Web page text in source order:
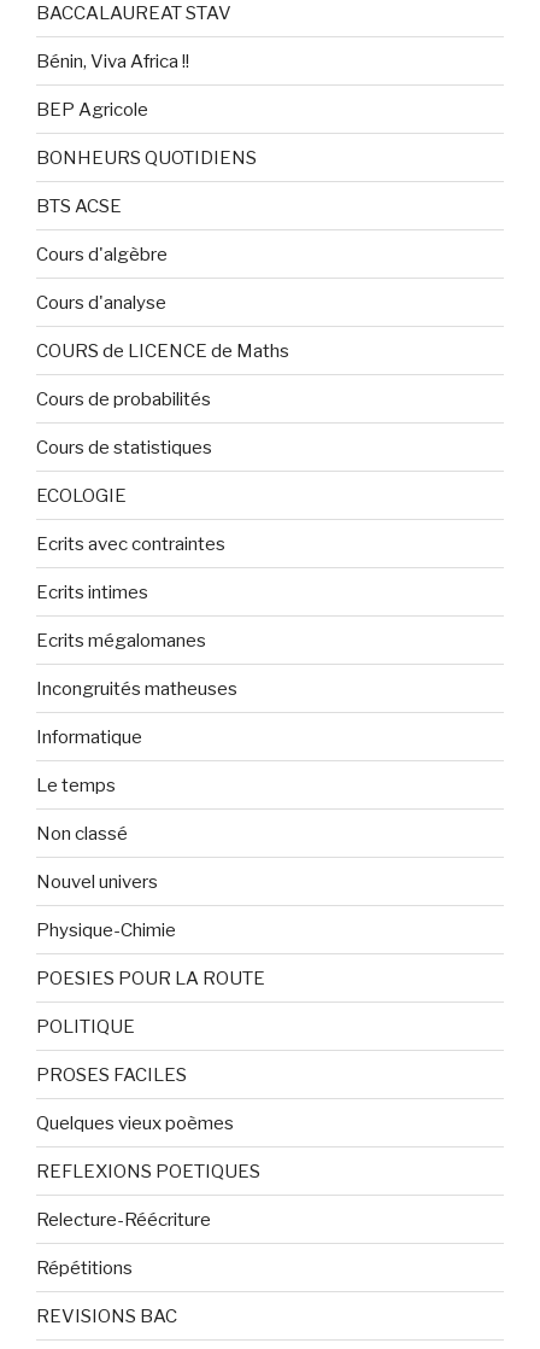
BACCALAUREAT STAV
Bénin, Viva Africa !!
BEP Agricole
BONHEURS QUOTIDIENS
BTS ACSE
Cours d'algèbre
Cours d'analyse
COURS de LICENCE de Maths
Cours de probabilités
Cours de statistiques
ECOLOGIE
Ecrits avec contraintes
Ecrits intimes
Ecrits mégalomanes
Incongruités matheuses
Informatique
Le temps
Non classé
Nouvel univers
Physique-Chimie
POESIES POUR LA ROUTE
POLITIQUE
PROSES FACILES
Quelques vieux poèmes
REFLEXIONS POETIQUES
Relecture-Réécriture
Répétitions
REVISIONS BAC